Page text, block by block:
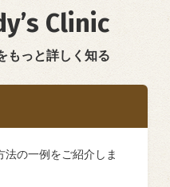
Clinic
もっと詳しく知る
法の一例をご紹介しま